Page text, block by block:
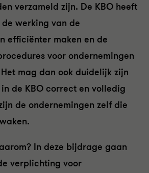
verzameld zijn. De KBO heeft
werking van de
efficiënter maken en de
voor ondernemingen
mag dan ook duidelijk zijn
de KBO correct en volledig
de ondernemingen zelf die
In deze bijdrage gaan
verplichting voor